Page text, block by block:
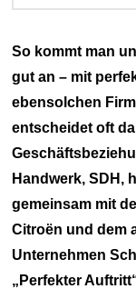
So kommt man
gut an – mit
ebensolchen
entscheidet oft
Handwerk, SDH,
gemeinsam mit
Citroën und dem
Unternehmen
„Perfekter